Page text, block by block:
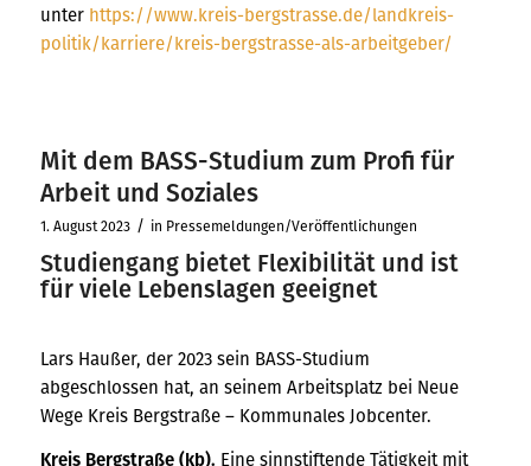
unter https://www.kreis-bergstrasse.de/landkreis-
politik/karriere/kreis-bergstrasse-als-arbeitgeber/
Mit dem BASS-Studium zum Profi für
Arbeit und Soziales
1. August 2023 / in Pressemeldungen/Veröffentlichungen
Studiengang bietet Flexibilität und ist
für viele Lebenslagen geeignet
Lars Haußer, der 2023 sein BASS-Studium
abgeschlossen hat, an seinem Arbeitsplatz bei Neue
Wege Kreis Bergstraße – Kommunales Jobcenter.
Kreis Bergstraße (kb). Eine sinnstiftende Tätigkeit mit